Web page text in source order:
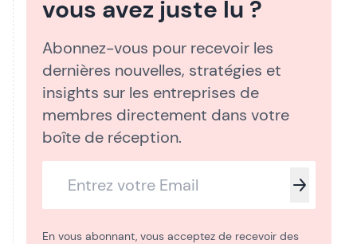
vous avez juste lu ?
Abonnez-vous pour recevoir les
dernières nouvelles, stratégies et
insights sur les entreprises de
membres directement dans votre
boîte de réception.
En vous abonnant, vous acceptez de recevoir des